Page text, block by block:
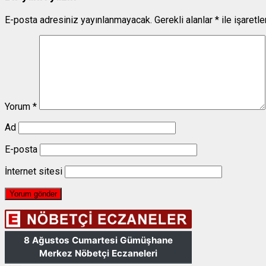
E-posta adresiniz yayınlanmayacak. Gerekli alanlar * ile
Yorum *
Ad
E-posta
İnternet sitesi